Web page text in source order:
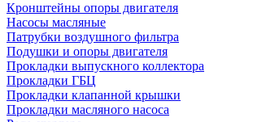
Кронштейны опоры двигателя
Насосы масляные
Патрубки воздушного фильтра
Подушки и опоры двигателя
Прокладки выпускного коллектора
Прокладки ГБЦ
Прокладки клапанной крышки
Прокладки масляного насоса